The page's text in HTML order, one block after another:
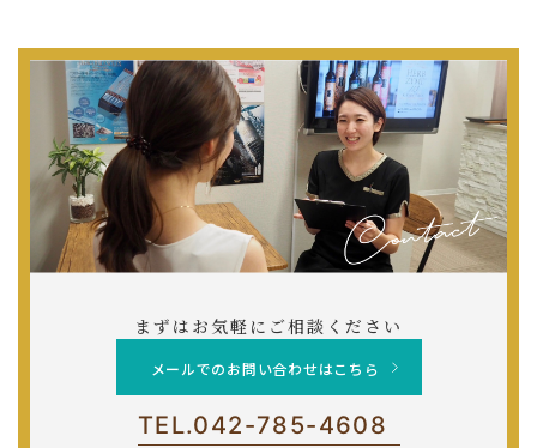
まずはお気軽にご相談ください
メールでのお問い合わせはこちら
TEL.042-785-4608